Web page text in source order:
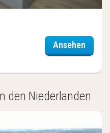
Ansehen
den Niederlanden